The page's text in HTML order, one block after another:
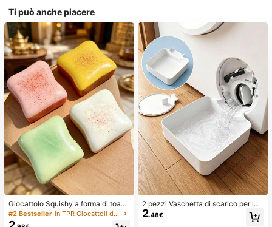
Ti può anche piacere
Giocattolo Squishy a forma di toast
extra large, super morbido, giocattol
o antistress a forma di toast al burr
#2 Bestseller in TPR Giocattoli divertenti e novità per adolesce
2 pezzi Vaschetta di scarico per lav
atrice, Tappetino di protezione imp
ermeabile per pavimento della lava
2.48€